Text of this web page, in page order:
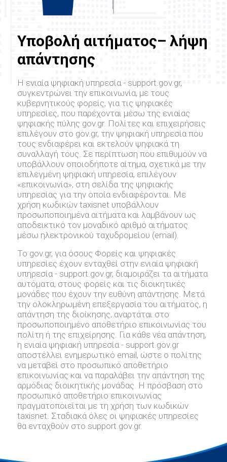
Υποβολή αιτήματος– λήψη
απάντησης
Η ενιαία ψηφιακή υπηρεσία - support.gov.gr,
συγκεντρώνει την επικοινωνία, με τους
κυβερνητικούς φορείς, για τις ψηφιακές
υπηρεσίες, που παρέχονται μέσω της ενιαίας
ψηφιακής πύλης gov.gr. Πολίτες και επιχειρήσεις
επιλέγουν στο gov.gr, την ψηφιακή υπηρεσία που
τους ενδιαφέρει και εκτελούν ψηφιακά τη
συναλλαγή τους. Σε περίπτωση που επιθυμούν να
υποβάλλουν οποιοδήποτε αίτημα, σχετικά με την
επιλεγμένη ψηφιακή υπηρεσία, επιλέγουν
«επικοινωνία», στη σελίδα της ψηφιακής
υπηρεσίας για την οποία ενδιαφέρονται. Με
χρήση κωδικών taxisnet υποβάλλουν
προσωποποιημένα αιτήματα και λαμβάνουν ως
αποδεικτικό τον μοναδικό αριθμό αιτήματος
μέσω ηλεκτρονικού ταχυδρομείου (email).
Το gov.gr, για όσους Φορείς και ψηφιακές
υπηρεσίες έχουν ενταχθεί στην ενιαία ψηφιακή
υπηρεσία - support.gov.gr, διαμοιράζει τα αιτήματα
αυτόματα, στους φορείς και τις διοικητικές
μονάδες που έχουν την ευθύνη απάντησης. Μετά
την ολοκληρωμένη επεξεργασία του αιτήματος, η
απάντηση της διοίκησης, αναρτάται στο
προσωποποιημένο αποθετήριο επικοινωνίας του
πολίτη ή της επιχείρησης. Για κάθε νέα απάντηση,
η ενιαία ψηφιακή υπηρεσία - support.gov.gr
αποστέλλει ενημερωτικό email, ώστε ο πολίτης
να μεταβεί στο προσωπικό αποθετήριο
επικοινωνίας και να παραλάβει την απάντηση της
αρμόδιας διοικητικής μονάδας. Η πρόσβαση στο
προσωπικό αποθετήριο επικοινωνίας
πραγματοποιείται με τη χρήση των κωδικών
taxisnet. Σταδιακά όλες οι ψηφιακές υπηρεσίες
θα ενταχθούν στο support.gov.gr.